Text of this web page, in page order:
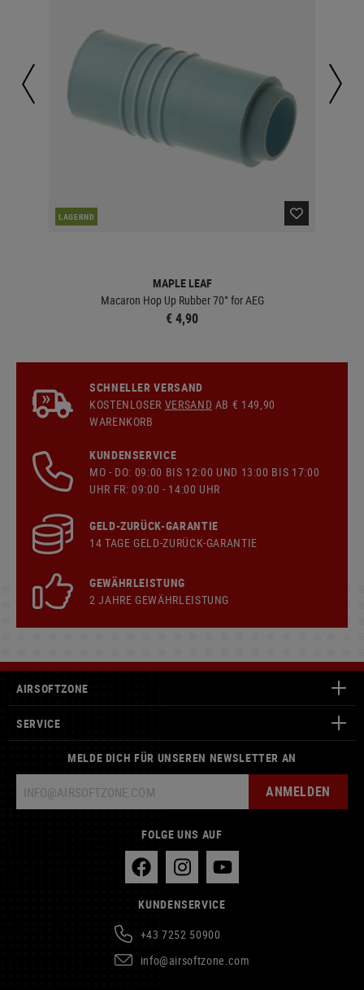
LAGERND
MAPLE LEAF
Macaron Hop Up Rubber 70° for AEG
€ 4,90
SCHNELLER VERSAND
KOSTENLOSER VERSAND AB € 149,90
WARENKORB
KUNDENSERVICE
MO - DO: 09:00 BIS 12:00 UND 13:00 BIS 17:00
UHR FR: 09:00 - 14:00 UHR
GELD-ZURÜCK-GARANTIE
14 TAGE GELD-ZURÜCK-GARANTIE
GEWÄHRLEISTUNG
2 JAHRE GEWÄHRLEISTUNG
AIRSOFTZONE
SERVICE
MELDE DICH FÜR UNSEREN NEWSLETTER AN
ANMELDEN
FOLGE UNS AUF
KUNDENSERVICE
+43 7252 50900
info@airsoftzone.com